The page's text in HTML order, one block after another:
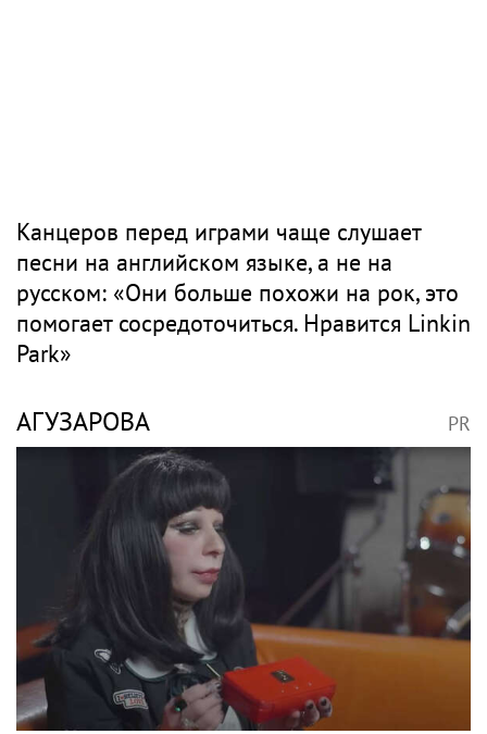
Канцеров перед играми чаще слушает
песни на английском языке, а не на
русском: «Они больше похожи на рок, это
помогает сосредоточиться. Нравится Linkin
Park»
АГУЗАРОВА PR